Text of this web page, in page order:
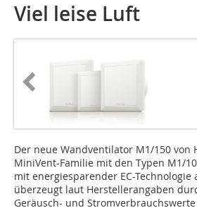
Viel leise Luft
Der neue Wandventilator M1/150 von
MiniVent-Familie mit den Typen M1/
mit energiesparender EC-Technologie
überzeugt laut Herstellerangaben
Geräusch- und